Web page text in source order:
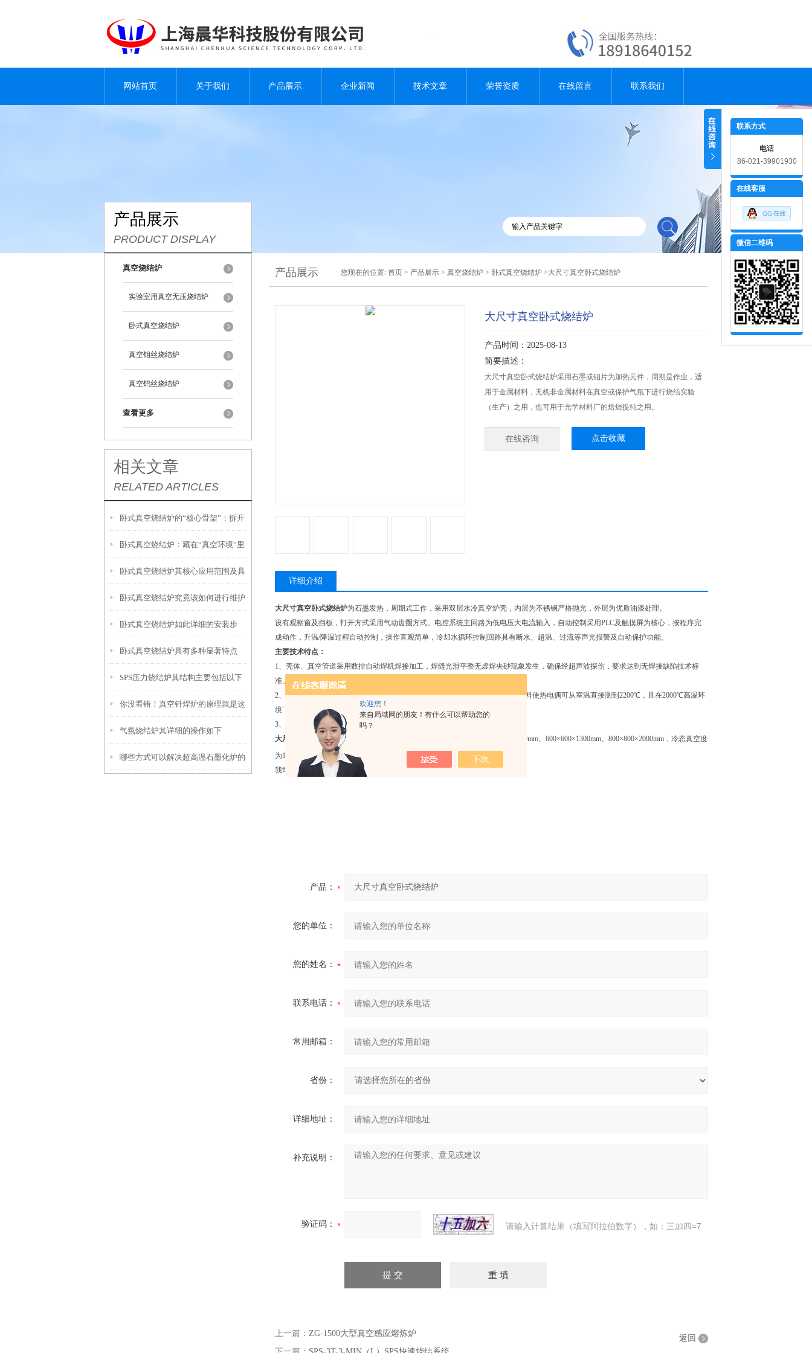
欢迎您！
来自局域网的朋友！有什么可以帮助您的
吗？
网站首页 关于我们 产品展示 企业新闻 技术文章 荣誉资质 在线留言 联系我们
产品展示
PRODUCT DISPLAY
真空烧结炉
实验室用真空无压烧结炉
卧式真空烧结炉
真空钼丝烧结炉
真空钨丝烧结炉
查看更多
相关文章
RELATED ARTICLES
卧式真空烧结炉的“核心骨架”：拆开
看，每个部件都藏着关键作用
卧式真空烧结炉：藏在“真空环境”里
的核心功能，究竟有多关键？
卧式真空烧结炉其核心应用范围及具
体场景
卧式真空烧结炉究竟该如何进行维护
保养的呢？
卧式真空烧结炉如此详细的安装步
骤，您可知晓？
卧式真空烧结炉具有多种显著特点
SPS压力烧结炉其结构主要包括以下
部分
你没看错！真空钎焊炉的原理就是这
样的！
气氛烧结炉其详细的操作如下
哪些方式可以解决超高温石墨化炉的
产品展示 您现在的位置: 首页 > 产品展示 > 真空烧结炉 > 卧式真空烧结炉 >大尺寸真空卧式烧结炉
大尺寸真空卧式烧结炉
产品时间：2025-08-13
简要描述：
大尺寸真空卧式烧结炉采用石墨或钼片为加热元件，周期是作业，适
用于金属材料，无机非金属材料在真空或保护气氛下进行烧结实验
（生产）之用，也可用于光学材料厂的焙烧提纯之用。
在线咨询 点击收藏
详细介绍
大尺寸真空卧式烧结炉为石墨发热，周期式工作，采用双层水冷真空炉壳，内层为不锈钢严格抛光，外层为优质油漆处理。
设有观察窗及挡板，打开方式采用气动齿圈方式。电控系统主回路为低电压大电流输入，自动控制采用PLC及触摸屏为核心，按程序完
成动作，升温/降温过程自动控制，操作直观简单，冷却水循环控制回路具有断水、超温、过流等声光报警及自动保护功能。
主要技术特点：
1、壳体、真空管道采用数控自动焊机焊接加工，焊缝光滑平整无虚焊夹砂现象发生，确保经超声波探伤，要求达到无焊接缺陷技术标
准。
2、主测温热电偶采用一体式结构保护套管钨铼热电偶，配有进口超高温绝缘材料使热电偶可从室温直接测到 2200℃，且在2000℃高温环
境下长时间使用，不易断偶、使用寿命长、测温准确等特点。
3、以触摸屏及PLC为为核心，于石墨发热体控温精度
大尺寸真空卧式烧结炉
常见的有效工作区尺寸为400×400×600mm、500×500×800mm、600×600×1300mm、 800×800×2000mm， 冷态真空度
为10
我司也可根据用户需求定制非标产品。
产品：
您的单位：
您的姓名：
联系电话：
常用邮箱：
省份：
详细地址：
补充说明：
验证码： 请输入计算结果（填写阿拉伯数字），如：三加四=7
上一篇： ZG-1500大型真空感应熔炼炉
返回
联系方式
电话
86-021-39901930
在线客服
微信二维码